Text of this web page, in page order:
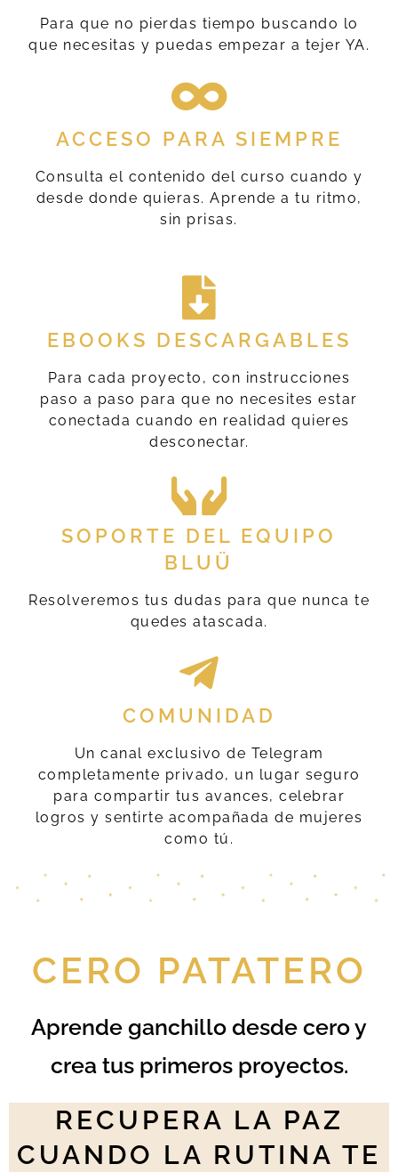
Para que no pierdas tiempo buscando lo
que necesitas y puedas empezar a tejer YA.
ACCESO PARA SIEMPRE
Consulta el contenido del curso cuando y
desde donde quieras. Aprende a tu ritmo,
sin prisas.
EBOOKS DESCARGABLES
Para cada proyecto, con instrucciones
paso a paso para que no necesites estar
conectada cuando en realidad quieres
desconectar.
SOPORTE DEL EQUIPO
BLUÜ
Resolveremos tus dudas para que nunca te
quedes atascada.
COMUNIDAD
Un canal exclusivo de Telegram
completamente privado, un lugar seguro
para compartir tus avances, celebrar
logros y sentirte acompañada de mujeres
como tú.
CERO PATATERO
Aprende ganchillo desde cero y
crea tus primeros proyectos.
RECUPERA LA PAZ
CUANDO LA RUTINA TE